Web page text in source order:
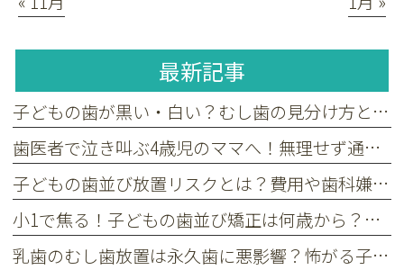
最新記事
子どもの歯が黒い・白い？むし歯の見分け方と嫌がる子の受診目安
歯医者で泣き叫ぶ4歳児のママへ！無理せず通える小児歯科の選び方
子どもの歯並び放置リスクとは？費用や歯科嫌いへの配慮も解説
小1で焦る！子どもの歯並び矯正は何歳から？受診を決める3つの基準
乳歯のむし歯放置は永久歯に悪影響？怖がる子供も安心な治療法